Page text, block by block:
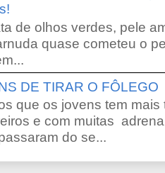
de olhos verdes, pele
quase cometeu o
DE TIRAR O FÔLEGO
que os jovens tem
e com muitas
do se...